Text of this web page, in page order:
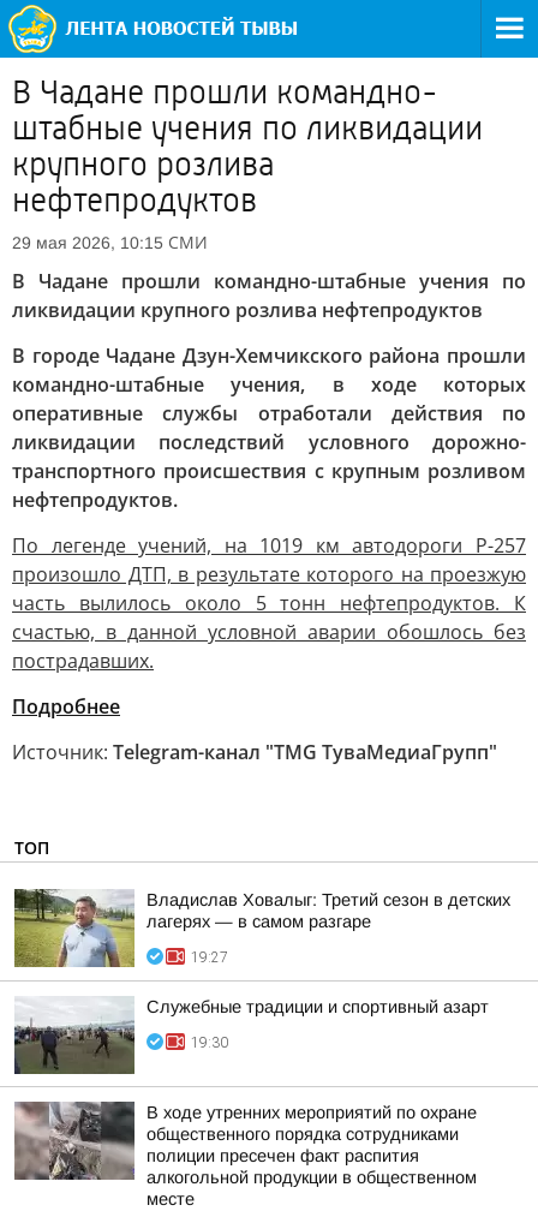
В Чадане прошли командно-
штабные учения по ликвидации
крупного розлива
нефтепродуктов
29 мая 2026, 10:15 СМИ
В Чадане прошли командно-штабные учения по
ликвидации крупного розлива нефтепродуктов
В городе Чадане Дзун-Хемчикского района прошли
командно-штабные учения, в ходе которых
оперативные службы отработали действия по
ликвидации последствий условного дорожно-
транспортного происшествия с крупным розливом
нефтепродуктов.
По легенде учений, на 1019 км автодороги Р-257
произошло ДТП, в результате которого на проезжую
часть вылилось около 5 тонн нефтепродуктов. К
счастью, в данной условной аварии обошлось без
пострадавших.
Подробнее
Источник: Telegram-канал "TMG ТуваМедиаГрупп"
ТОП
Владислав Ховалыг: Третий сезон в детских
лагерях — в самом разгаре
19:27
Служебные традиции и спортивный азарт
19:30
В ходе утренних мероприятий по охране
общественного порядка сотрудниками
полиции пресечен факт распития
алкогольной продукции в общественном
месте